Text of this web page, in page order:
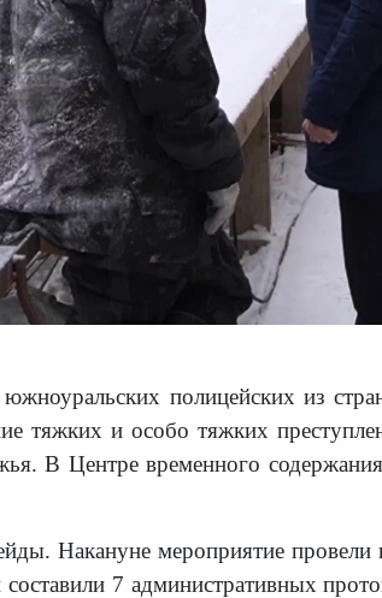
полицейских из
тяжких и особо тяжких
В Центре временного
Накануне мероприятие провели
7 административных